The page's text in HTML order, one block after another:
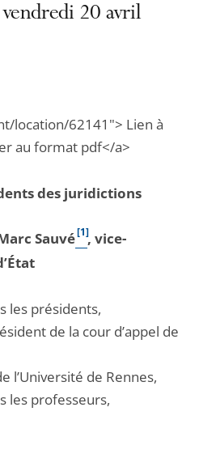
20 avril
location/62141"> Lien à
au format pdf</a>
des juridictions
Sauvé[1], vice-
les présidents,
de la cour d’appel de
l’Université de Rennes,
les professeurs,